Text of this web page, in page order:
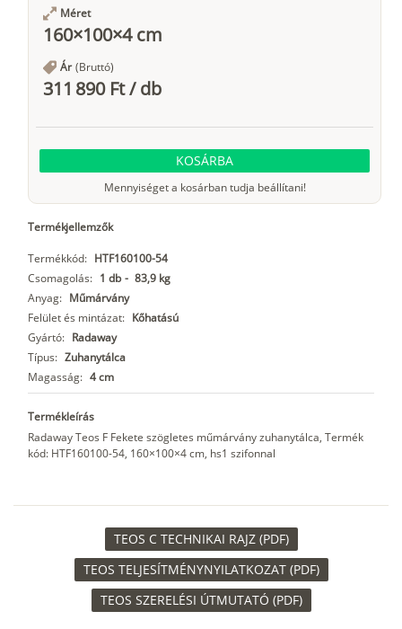
Méret
160×100×4 cm
Ár (Bruttó)
311 890 Ft/db
KOSÁRBA
Mennyiséget a kosárban tudja beállítani!
Termékjellemzők
Termékkód: HTF160100-54
Csomagolás: 1 db - 83,9 kg
Anyag: Műmárvány
Felület és mintázat: Kőhatású
Gyártó: Radaway
Típus: Zuhanytálca
Magasság: 4 cm
Termékleírás
Radaway Teos F Fekete szögletes műmárvány zuhanytálca, Termék
kód: HTF160100-54, 160×100×4 cm, hs1 szifonnal
TEOS C TECHNIKAI RAJZ (PDF)
TEOS TELJESÍTMÉNYNYILATKOZAT (PDF)
TEOS SZERELÉSI ÚTMUTATÓ (PDF)